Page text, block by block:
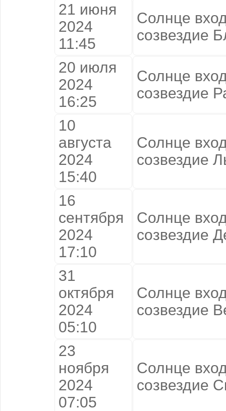
21 июня
2024
11:45
Солнце
созвездие
20 июля
2024
16:25
Солнце
созвездие
10
августа
2024
15:40
Солнце
созвездие
16
сентября
2024
17:10
Солнце
созвездие
31
октября
2024
05:10
Солнце
созвездие
23
ноября
2024
07:05
Солнце
созвездие